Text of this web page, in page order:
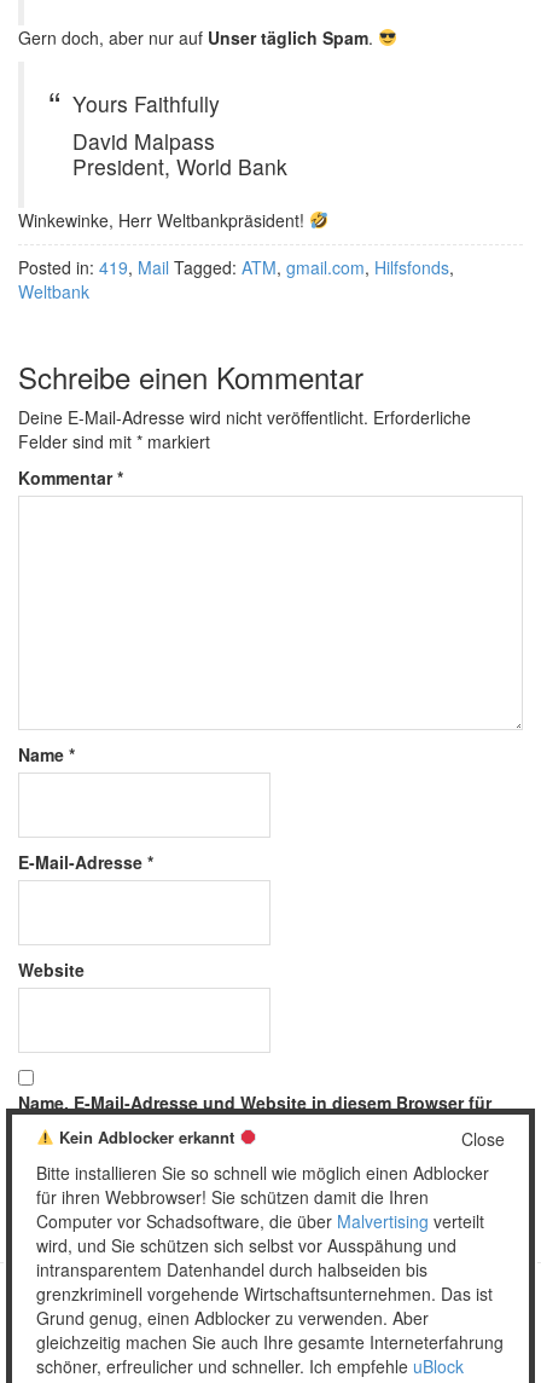
Gern doch, aber nur auf Unser täglich Spam.
Yours Faithfully
David Malpass
President, World Bank
Winkewinke, Herr Weltbankpräsident!
Posted in: 419, Mail Tagged: ATM, gmail.com, Hilfsfonds,
Weltbank
Schreibe einen Kommentar
Deine E-Mail-Adresse wird nicht veröffentlicht. Erforderliche
Felder sind mit * markiert
Kommentar*
Name *
E-Mail-Adresse *
Website
Name, E-Mail-Adresse und Website in diesem Browser für
meinen nächsten Kommentar speichern.
Copyright © 2026 Unser täglich Spam.
MobileWordPress Theme by themehall.com
Close
Kein Adblocker erkannt
Bitte installieren Sie so schnell wie möglich einen Adblocker
für ihren Webbrowser! Sie schützen damit die Ihren
Computer vor Schadsoftware, die über Malvertising verteilt
wird, und Sie schützen sich selbst vor Ausspähung und
intransparentem Datenhandel durch halbseiden bis
grenzkriminell vorgehende Wirtschaftsunternehmen. Das ist
Grund genug, einen Adblocker zu verwenden. Aber
gleichzeitig machen Sie auch Ihre gesamte Interneterfahrung
schöner, erfreulicher und schneller. Ich empfehle uBlock